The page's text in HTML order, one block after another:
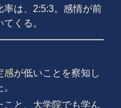
率は、2:5:3。感情が前
くる。
感が低いことを察知し
こと、大学院でも学ん